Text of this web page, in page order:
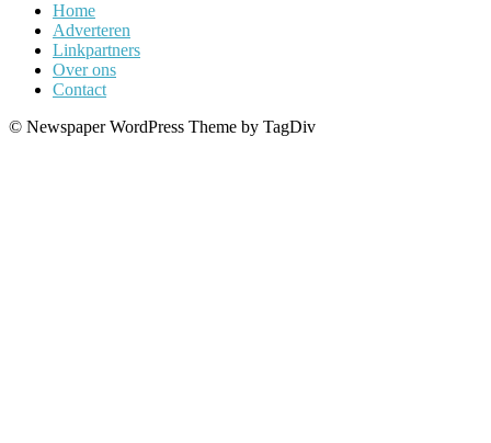
Home
Adverteren
Linkpartners
Over ons
Contact
© Newspaper WordPress Theme by TagDiv